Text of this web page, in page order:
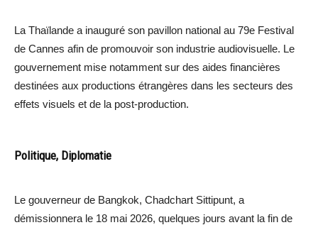
La Thaïlande a inauguré son pavillon national au 79e Festival
de Cannes afin de promouvoir son industrie audiovisuelle. Le
gouvernement mise notamment sur des aides financières
destinées aux productions étrangères dans les secteurs des
effets visuels et de la post-production.
Politique, Diplomatie
Le gouverneur de Bangkok, Chadchart Sittipunt, a
démissionnera le 18 mai 2026, quelques jours avant la fin de